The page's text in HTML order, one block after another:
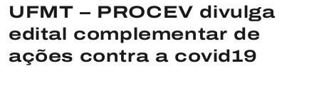
UFMT – PROCEV divulga
edital complementar de
ações contra a covid19